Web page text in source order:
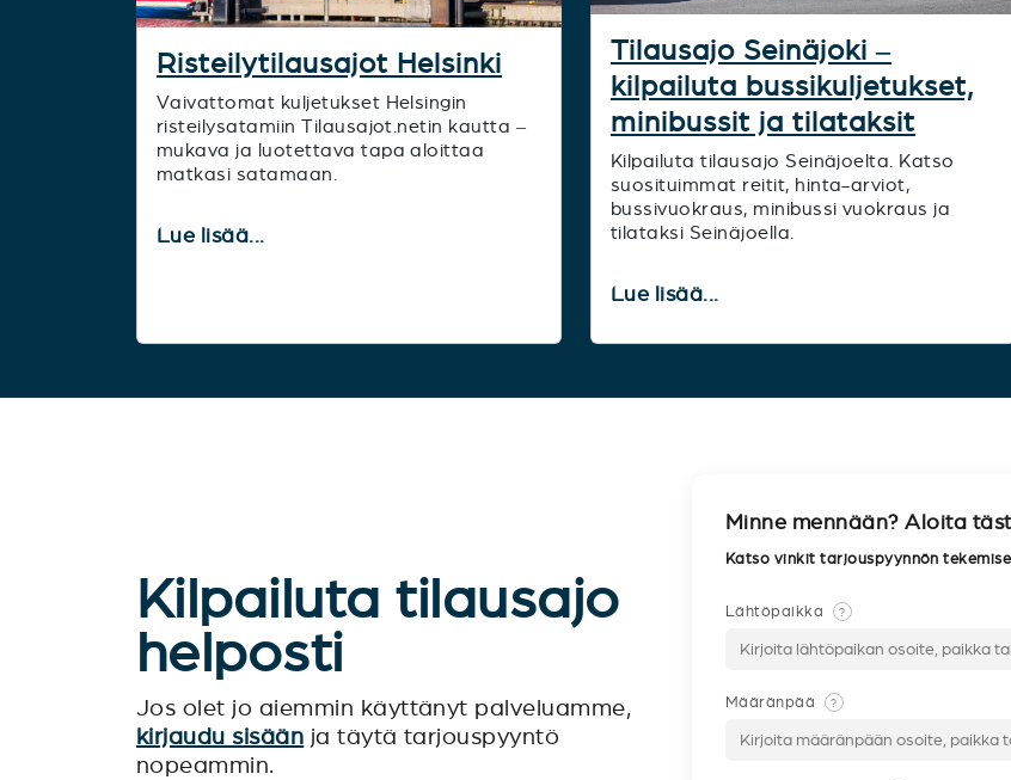
Risteilytilausajot Helsinki
Vaivattomat kuljetukset Helsingin
risteilysatamiin Tilausajot.netin kautta –
mukava ja luotettava tapa aloittaa
matkasi satamaan.
Lue lisää...
Tilausajo Seinäjoki –
kilpailuta bussikuljetukset,
minibussit ja tilataksit
Kilpailuta tilausajo Seinäjoelta. Katso
suosituimmat reitit, hinta-arviot,
bussivuokraus, minibussi vuokraus ja
tilataksi Seinäjoella.
Lue lisää...
Kilpailuta tilausajo
helposti
Jos olet jo aiemmin käyttänyt palveluamme,
kirjaudu sisään ja täytä tarjouspyyntö
nopeammin.
Minne mennään? Aloita
Katso vinkit tarjouspyynnön
Lähtöpaikka ?
Määränpää ?